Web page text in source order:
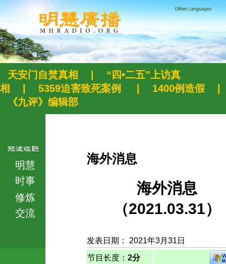
天安门自焚真相
“四•二五”上访真
相
5359迫害致死案例 1400例造假
《九评》编辑部
明慧
时事
修炼
交流
海外消息
海外消息
（2021.03.31）
发表日期： 2021年3月31日
节目长度： 2分